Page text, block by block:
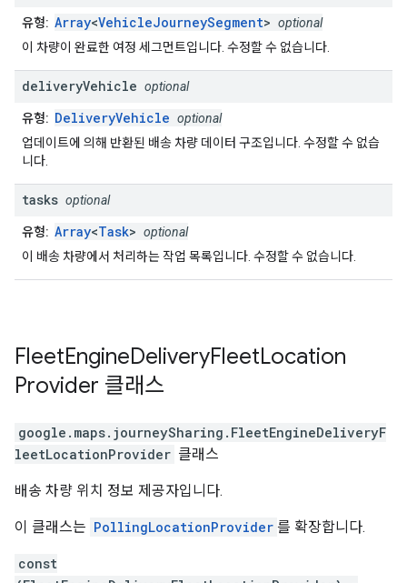
유형: Array<VehicleJourneySegment> optional
이 차량이 완료한 여정 세그먼트입니다. 수정할 수 없습니다.
deliveryVehicle optional
유형: DeliveryVehicle optional
업데이트에 의해 반환된 배송 차량 데이터 구조입니다. 수정할 수 없습
니다.
tasks optional
유형: Array<Task> optional
이 배송 차량에서 처리하는 작업 목록입니다. 수정할 수 없습니다.
FleetEngineDeliveryFleetLocation
Provider 클래스
google.maps.journeySharing . FleetEngineDeliveryF
leetLocationProvider 클래스
배송 차량 위치 정보 제공자입니다.
이 클래스는 PollingLocationProvider 를 확장합니다.
const